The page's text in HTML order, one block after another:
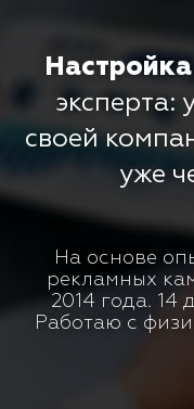
эксперта:
своей
уже
На основе
рекламных
2014 года. 14
Работаю с